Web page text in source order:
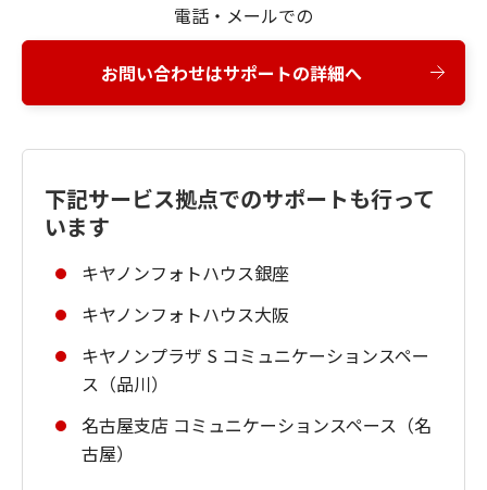
電話・メールでの
お問い合わせはサポートの詳細へ
下記サービス拠点でのサポートも行って
います
キヤノンフォトハウス銀座
キヤノンフォトハウス大阪
キヤノンプラザ S コミュニケーションスペー
ス（品川）
名古屋支店 コミュニケーションスペース（名
古屋）